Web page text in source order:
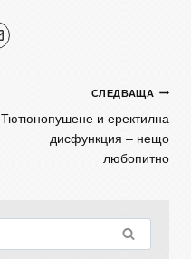
СЛЕДВАЩА
Тютюнопушене и еректилна
дисфункция – нещо
любопитно